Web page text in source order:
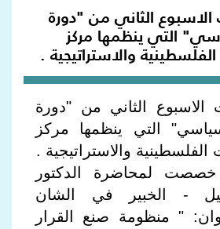
الاسبوع الثاني من "دورة
التي ينظمها مركز
والاستراتيجية .
الاسبوع الثاني من "دورة
التي ينظمها مركز
والاستراتيجية .
خصصت لمحاضرة الدكتور
- الخبير في الشان
" منظومة صنع القرار